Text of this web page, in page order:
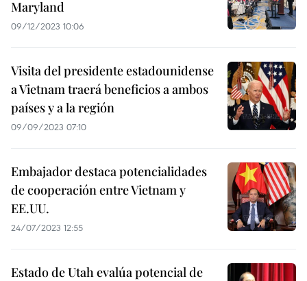
Maryland
09/12/2023 10:06
Visita del presidente estadounidense
a Vietnam traerá beneficios a ambos
países y a la región
09/09/2023 07:10
Embajador destaca potencialidades
de cooperación entre Vietnam y
EE.UU.
24/07/2023 12:55
Estado de Utah evalúa potencial de